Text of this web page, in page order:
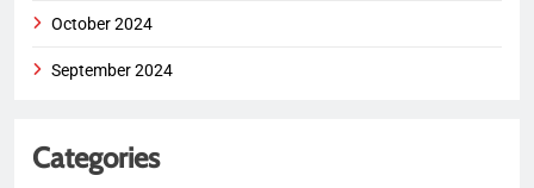
October 2024
September 2024
Categories